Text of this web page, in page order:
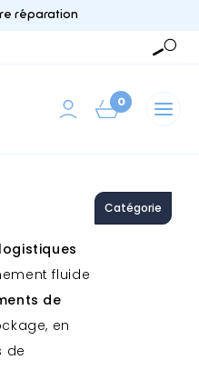
réparation
0
fluide
de
en
de
Catégorie